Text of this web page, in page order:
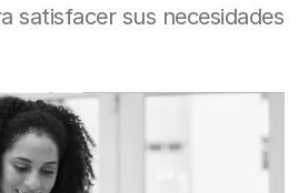
satisfacer sus necesidades